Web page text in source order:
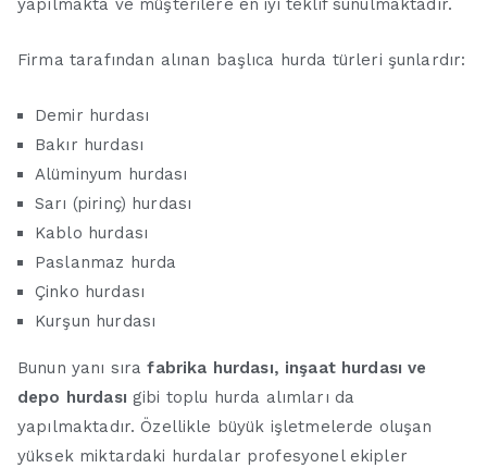
yapılmakta ve müşterilere en iyi teklif sunulmaktadır.
Firma tarafından alınan başlıca hurda türleri şunlardır:
Demir hurdası
Bakır hurdası
Alüminyum hurdası
Sarı (pirinç) hurdası
Kablo hurdası
Paslanmaz hurda
Çinko hurdası
Kurşun hurdası
Bunun yanı sırafabrika hurdası, inşaat hurdası ve
depo hurdası gibi toplu hurda alımları da
yapılmaktadır. Özellikle büyük işletmelerde oluşan
yüksek miktardaki hurdalar profesyonel ekipler